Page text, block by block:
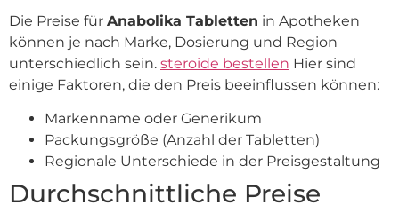
Die Preise für Anabolika Tabletten in Apotheken
können je nach Marke, Dosierung und Region
unterschiedlich sein. steroide bestellen Hier sind
einige Faktoren, die den Preis beeinflussen können:
Markenname oder Generikum
Packungsgröße (Anzahl der Tabletten)
Regionale Unterschiede in der Preisgestaltung
Durchschnittliche Preise